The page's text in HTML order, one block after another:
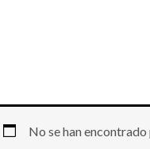
No se han